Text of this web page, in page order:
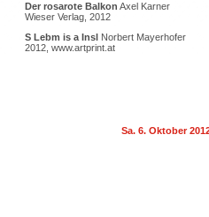
Der rosarote Balkon Axel Karner
Wieser Verlag, 2012
S Lebm is a Insl Norbert Mayerhofer
2012, www.artprint.at
Sa. 6. Oktober